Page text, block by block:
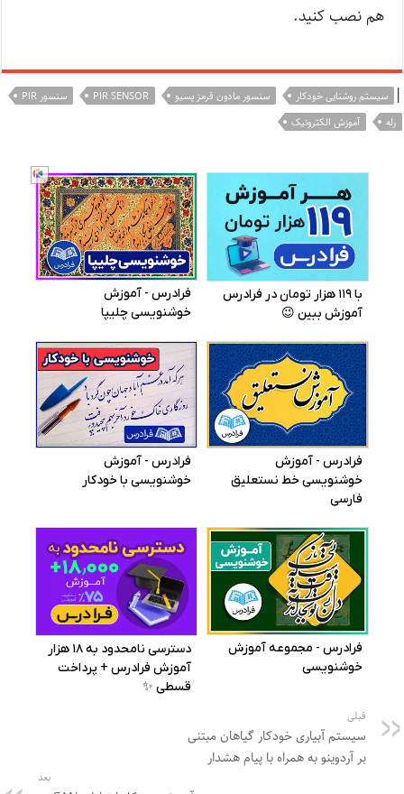
هم نصب کنید.
| سیستم روشنایی خودکار سنسور مادون قرمز پسیو PIR SENSOR
سنسور PIR
رله
آموزش الکترونیک
قبلی
سیستم آبیاری خودکار گیاهان مبتنی
بر آردوینو به همراه با پیام هشدار
بعد